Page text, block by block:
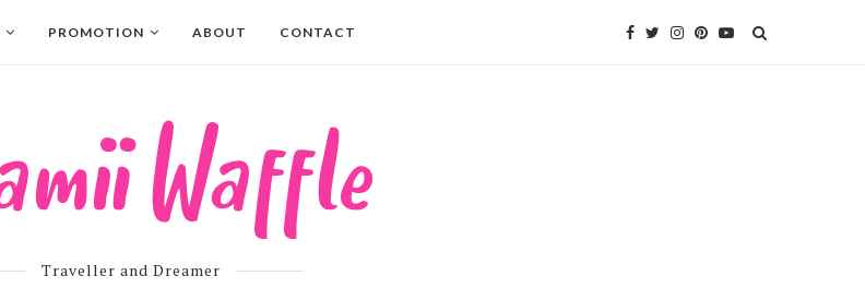
PROMOTION ABOUT CONTACT
Traveller and Dreamer